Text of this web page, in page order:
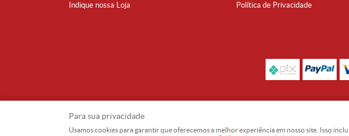
Indique nossa Loja
Política de Privacidade
Para sua privacidade
Usamos cookies para garantir que oferecemos a melhor experiência em nosso site. Isso